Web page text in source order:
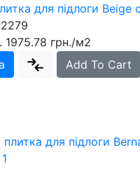
для підлоги Beige
2279
1975.78 грн./м2
Add To Cart